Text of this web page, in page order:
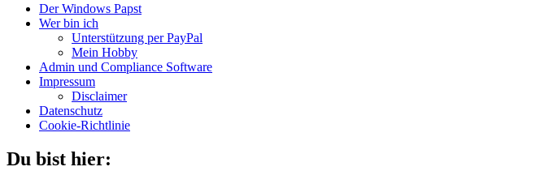
Der Windows Papst
Wer bin ich
Unterstützung per PayPal
Mein Hobby
Admin und Compliance Software
Impressum
Disclaimer
Datenschutz
Cookie-Richtlinie
Du bist hier: